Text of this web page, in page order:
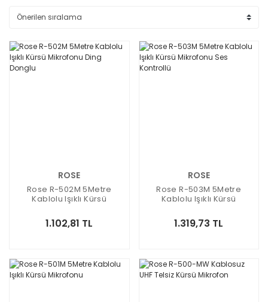
ROSE
Rose R-502M 5Metre
Kablolu Işıklı Kürsü
1.102,81 TL
ROSE
Rose R-503M 5Metre
Kablolu Işıklı Kürsü
1.319,73 TL